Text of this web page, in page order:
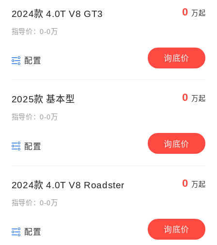
2024款 4.0T V8 GT3 0 万起
指导价：0-0万
配置 询底价
2025款 基本型 0 万起
指导价：0-0万
配置 询底价
2024款 4.0T V8 Roadster 0 万起
指导价：0-0万
配置 询底价